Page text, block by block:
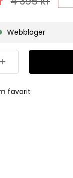
Webblager
favorit